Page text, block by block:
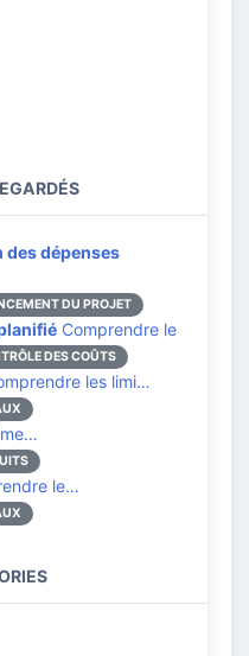
des dépenses
DU PROJET
Comprendre le
DES COÛTS
les limi…
le…